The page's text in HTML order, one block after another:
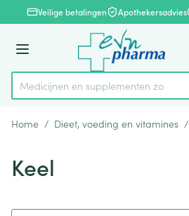
Ga naar de inhoud
1 van 1Veilige betalingen Apothekersadvies
Menu
Product, merk, categorie...
Medicijne
Home / Dieet, voeding en vitamines /
Keel